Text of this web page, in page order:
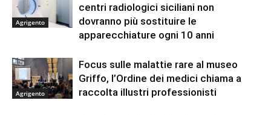
Agrigento
centri radiologici siciliani non
dovranno più sostituire le
apparecchiature ogni 10 anni
Agrigento
Focus sulle malattie rare al museo
Griffo, l’Ordine dei medici chiama a
raccolta illustri professionisti